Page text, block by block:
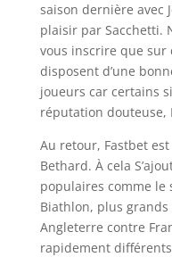
saison dernière avec
plaisir par Sacchetti.
vous inscrire que sur
disposent d’une
joueurs car certains
réputation douteuse,
Au retour, Fastbet
Bethard. À cela
populaires comme le
Biathlon, plus
Angleterre contre
rapidement